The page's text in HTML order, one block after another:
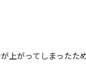
上がってしまったた